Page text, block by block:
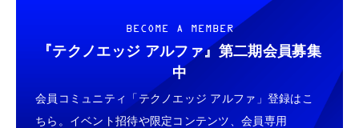
BECOME A MEMBER
『テクノエッジ アルファ』 第二期会員募集
中
会員コミュニティ「テクノエッジ アルファ」登録はこ
ちら。イベント招待や限定コンテンツ、会員専用